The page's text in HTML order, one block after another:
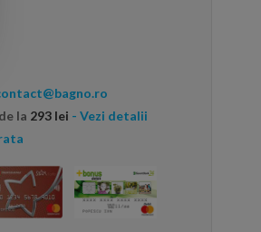
la 293 lei - Vezi detalii